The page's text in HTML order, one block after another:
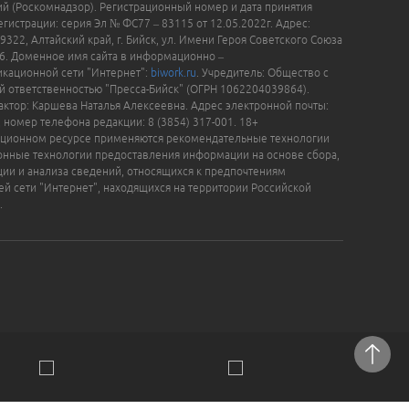
(Роскомнадзор). Регистрационный номер и дата принятия
серия Эл № ФС77 – 83115 от 12.05.2022г. Адрес:
Алтайский край, г. Бийск, ул. Имени Героя Советского Союза
Доменное имя сайта в информационно –
сети "Интернет": biwork.ru . Учредитель: Общество с
ответственностью "Пресса-Бийск" (ОГРН 1062204039864).
Каршева Наталья Алексеевна. Адрес электронной почты:
, номер телефона редакции: 8 (3854) 317-001. 18+
ресурсе применяются рекомендательные технологии
технологии предоставления информации на основе сбора,
и анализа сведений, относящихся к предпочтениям
сети "Интернет", находящихся на территории Российской